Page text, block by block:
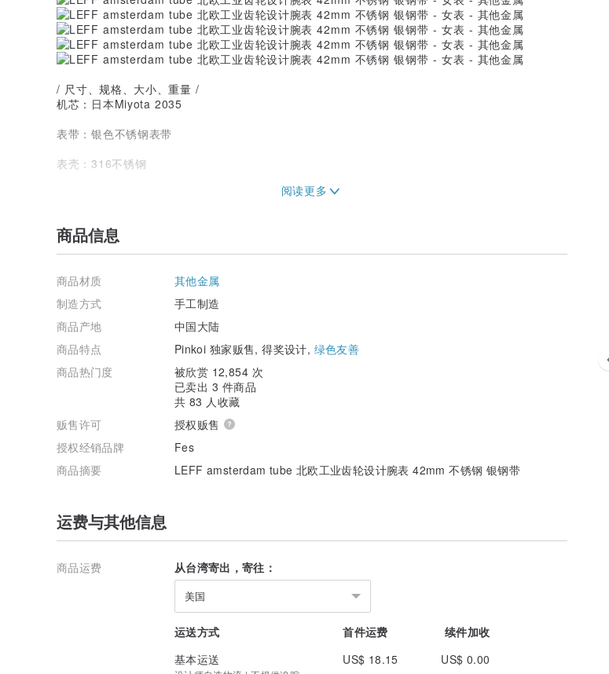
/ 尺寸、规格、大小、重量 /
机芯：日本Miyota 2035
表带：银色不锈钢表带
表壳：316不锈钢
重量:：150 g
内容物：手表、原厂精致表盒
/ 商品特色 /
●北欧设计、日本Miyota石英机芯
●镜面 : 蓝宝石玻璃
●防水功能：10ATM防水，适用于一般日常生活防水，但不适用于冲澡、游泳等环境
● 台湾总代理，原厂公司货
● 原厂保固两年(非人为因素)
●电池：水银电池，可至钟表行更换。
产地/制造方式
北欧设计
商品信息
商品材质
其他金属
制造方式
手工制造
商品产地
中国大陆
商品特点
Pinkoi 独家贩售, 得奖设计, 绿色友善
商品热门度
被欣赏 12,854 次
已卖出 3 件商品
共 83 人收藏
贩售许可
授权贩售
授权经销品牌
Fes
商品摘要
LEFF amsterdam tube 北欧工业齿轮设计腕表 42mm 不锈钢 银钢带
运费与其他信息
商品运费 从台湾寄出，寄往：
美国
运送方式 首件运费
续件加收
基本运送
US$ 18.15 US$ 0.00